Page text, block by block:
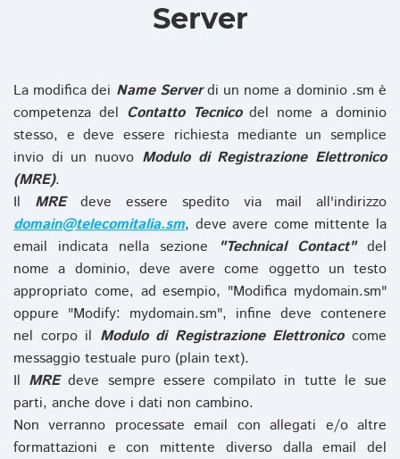
Server
La modifica dei Name Serverdi un nome a dominio .sm è
competenza del Contatto Tecnicodel nome a dominio
stesso, e deve essere richiesta mediante un semplice
invio di un nuovo Modulo di Registrazione Elettronico
(MRE).
Il MREdeve essere spedito via mail all'indirizzo
domain@telecomitalia.sm, deve avere come mittente la
email indicata nella sezione
"Technical Contact"del
nome a dominio, deve avere come oggetto un testo
appropriato come, ad esempio, "Modifica mydomain.sm"
oppure "Modify: mydomain.sm", infine deve contenere
nel corpo il Modulo di Registrazione Elettronicocome
messaggio testuale puro (plain text).
Il MREdeve sempre essere compilato in tutte le sue
parti, anche dove i dati non cambino.
Non verranno processate email con allegati e/o altre
formattazioni e con mittente diverso dalla email del